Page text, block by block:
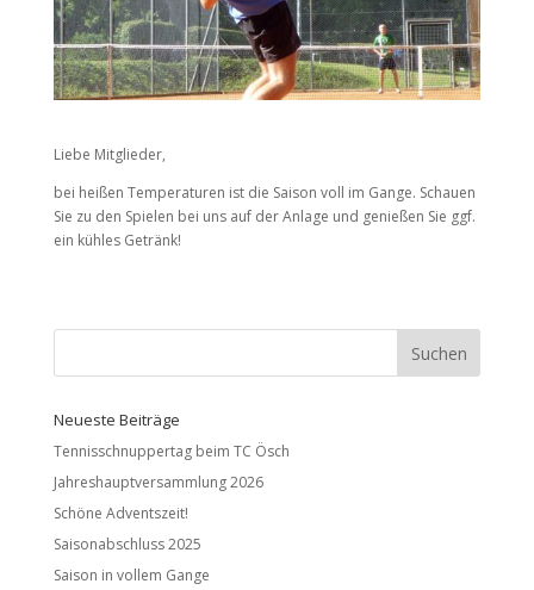
Liebe Mitglieder,
bei heißen Temperaturen ist die Saison voll im Gange. Schauen
Sie zu den Spielen bei uns auf der Anlage und genießen Sie ggf.
ein kühles Getränk!
Neueste Beiträge
Tennisschnuppertag beim TC Ösch
Jahreshauptversammlung 2026
Schöne Adventszeit!
Saisonabschluss 2025
Saison in vollem Gange